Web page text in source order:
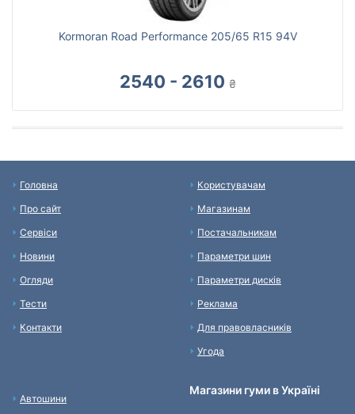
Kormoran Road Performance 205/65 R15 94V
2540 - 2610 ₴
Головна
Про сайт
Сервіси
Новини
Огляди
Тести
Контакти
Користувачам
Магазинам
Постачальникам
Параметри шин
Параметри дисків
Реклама
Для правовласників
Угода
Автошини
Магазини гуми в Україні